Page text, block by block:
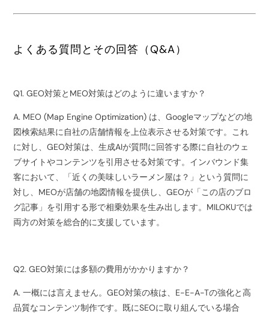
よくある質問とその回答（Q&A）
Q1. GEO対策とMEO対策はどのように違いますか？
A. MEO (Map Engine Optimization) は、Googleマップなどの地
図検索結果に自社の店舗情報を上位表示させる対策です。これ
に対し、GEO対策は、生成AIが質問に回答する際に自社のウェ
ブサイトやコンテンツを引用させる対策です。インバウンド集
客において、「近くの美味しいラーメン屋は？」という質問に
対し、MEOが店舗の地図情報を提供し、GEOが「この店のブロ
グ記事」を引用する形で相乗効果を生み出します。MILOKUでは
両方の対策を総合的に支援しています。
Q2. GEO対策には多額の費用がかかりますか？
A. 一概には言えません。GEO対策の核は、E-E-A-Tの強化と高
品質なコンテンツ制作です。既にSEOに取り組んでいる場合